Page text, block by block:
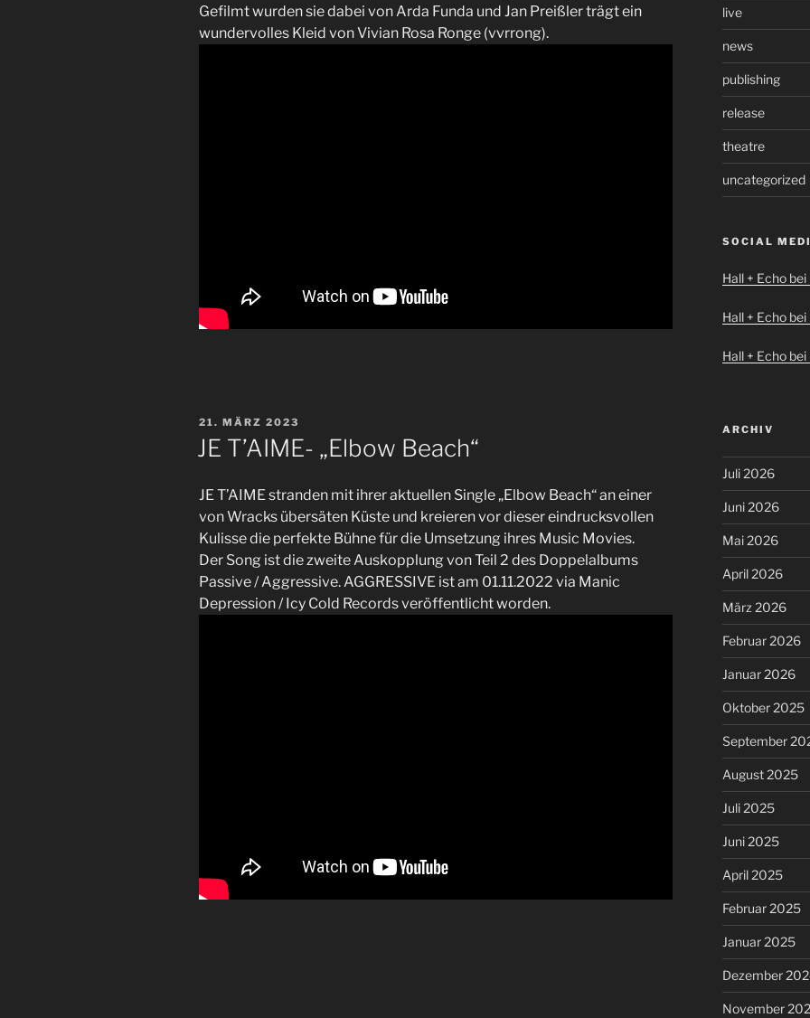
Gefilmt wurden sie dabei von Arda Funda und Jan Preißler trägt ein
wundervolles Kleid von Vivian Rosa Ronge (vvrrong).
VERÖFFENTLICHT
21. MÄRZ 2023
JE T’AIME- „Elbow Beach“
JE T’AIME stranden mit ihrer aktuellen Single „Elbow Beach“ an einer
von Wracks übersäten Küste und kreieren vor dieser eindrucksvollen
Kulisse die perfekte Bühne für die Umsetzung ihres Music Movies.
Der Song ist die zweite Auskopplung von Teil 2 des Doppelalbums
Passive / Aggressive. AGGRESSIVE ist am 01.11.2022 via Manic
Depression / Icy Cold Records veröffentlicht worden.
live
news
publishing
release
theatre
uncategorized
SOCIAL
Hall + Echo
Hall + Echo
Hall + Echo
ARCHIV
Juli 2026
Juni 2026
Mai 2026
April 2026
März 2026
Februar 2026
Januar 2026
Oktober 2025
September
August 2025
Juli 2025
Juni 2025
April 2025
Februar 2025
Januar 2025
Dezember
November